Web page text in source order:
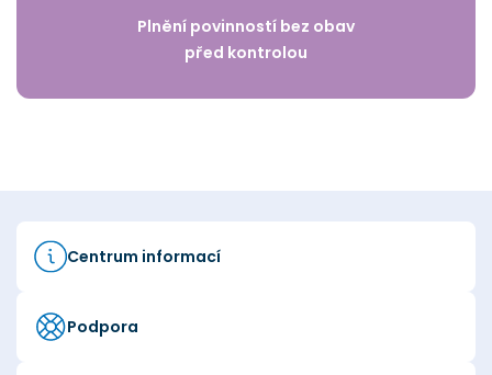
Plnění povinností bez obav
před kontrolou
Centrum informací
Podpora